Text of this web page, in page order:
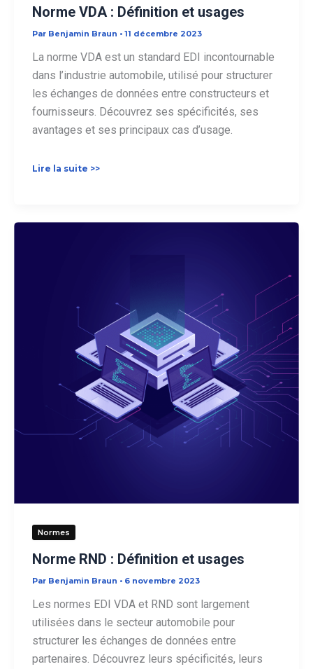
Norme VDA : Définition et usages
Par Benjamin Braun • 11 décembre 2023
La norme VDA est un standard EDI incontournable
dans l’industrie automobile, utilisé pour structurer
les échanges de données entre constructeurs et
fournisseurs. Découvrez ses spécificités, ses
avantages et ses principaux cas d’usage.
Norme
et
Lire la suite >>
Normes
Norme RND : Définition et usages
Par Benjamin Braun • 6 novembre 2023
Les normes EDI VDA et RND sont largement
utilisées dans le secteur automobile pour
structurer les échanges de données entre
partenaires. Découvrez leurs spécificités, leurs